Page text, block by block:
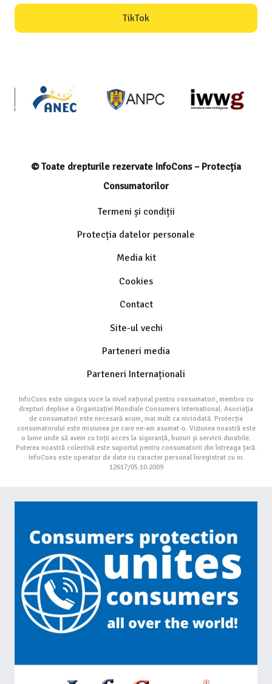
TikTok
© Toate drepturile rezervate InfoCons – Protecția
Consumatorilor
Termeni și condiții
Protecția datelor personale
Media kit
Cookies
Contact
Site-ul vechi
Parteneri media
Parteneri Internaționali
InfoCons este singura voce la nivel național pentru consumatori, membru cu
drepturi depline a Organizației Mondiale Consumers International. Asociația
de consumatori este necesară acum, mai mult ca niciodată. Protecția
consumatorului este misiunea pe care ne-am asumat-o. Viziunea noastră este
o lume unde să avem cu toții acces la siguranță, bunuri și servicii durabile.
Puterea noastră colectivă este suportul pentru consumatorii din întreaga țară.
InfoCons este operator de date cu caracter personal înregistrat cu nr.
12617/05.10.2009